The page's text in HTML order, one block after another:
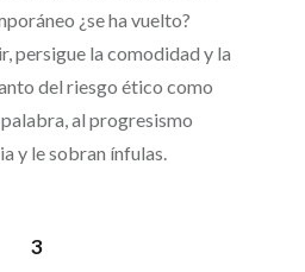
¿se ha vuelto?
persigue la comodidad y la
del riesgo ético como
al progresismo
y le sobran ínfulas.
3